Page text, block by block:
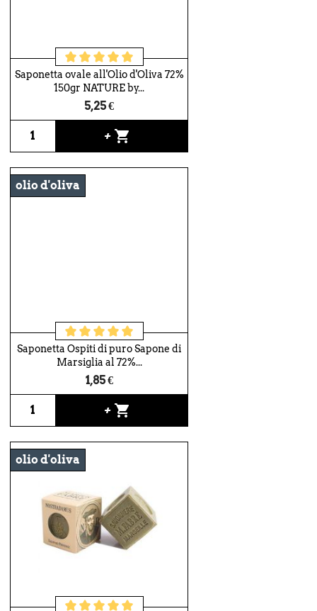
Saponetta ovale all'Olio d'Oliva 72%
150gr NATURE by...
5,25 €
+ shopping_cart
Saponetta Ospiti di puro Sapone di
Marsiglia al 72%...
1,85 €
+ shopping_cart
olio d'oliva
olio d'oliva